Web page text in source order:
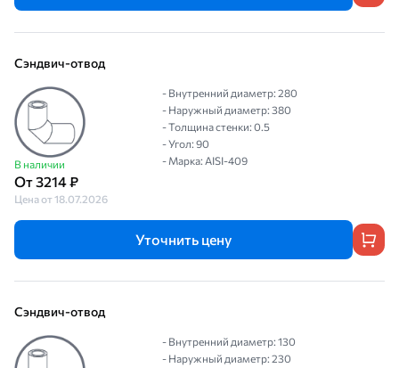
Сэндвич-отвод
В наличии
От 3214 ₽
Цена от 18.07.2026
- Внутренний диаметр: 280
- Наружный диаметр: 380
- Толщина стенки: 0.5
- Угол: 90
- Марка: AISI-409
Уточнить цену
Сэндвич-отвод
- Внутренний диаметр: 130
- Наружный диаметр: 230